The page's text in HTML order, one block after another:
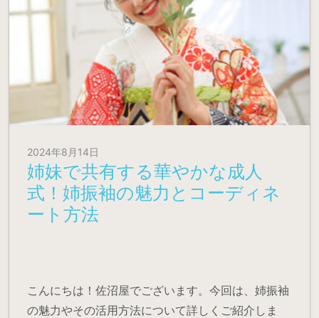
2024年8月14日
姉妹で共有する華やかな成人
式！姉振袖の魅力とコーディネ
ート方法
こんにちは！佐沼屋でございます。今回は、姉振袖
の魅力やその活用方法について詳しくご紹介しま